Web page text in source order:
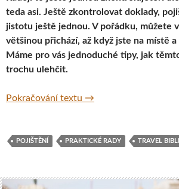
teda asi. Ještě zkontrolovat doklady,
jistotu ještě jednou. V pořádku, můžete
většinou přichází, až když jste na místě
Máme pro vás jednoduché tipy, jak
trochu ulehčit.
Pokračování textu Jak si vychutnat své
→
POJIŠTĚNÍ PRAKTICKÉ RADY TRAVEL